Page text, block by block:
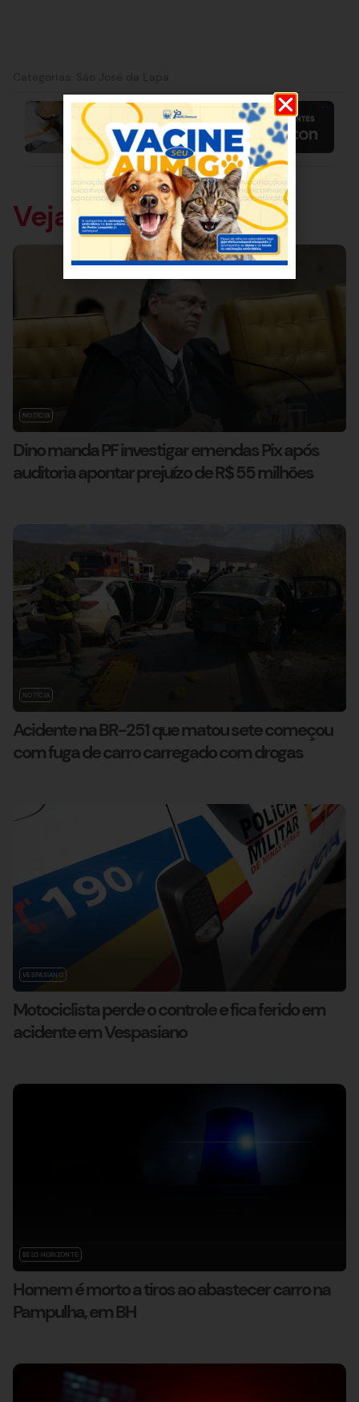
Veja também
NOTÍCIA
Dino manda PF investigar emendas Pix após
auditoria apontar prejuízo de R$ 55 milhões
NOTÍCIA
Acidente na BR-251 que matou sete começou
com fuga de carro carregado com drogas
VESPASIANO
Motociclista perde o controle e fica ferido em
acidente em Vespasiano
BELO HORIZONTE
Homem é morto a tiros ao abastecer carro na
Pampulha, em BH